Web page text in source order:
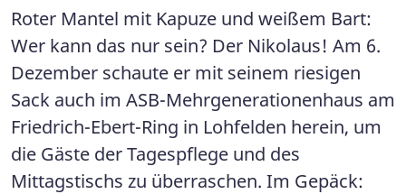
Roter Mantel mit Kapuze und weißem Bart:
Wer kann das nur sein? Der Nikolaus! Am 6.
Dezember schaute er mit seinem riesigen
Sack auch im ASB-Mehrgenerationenhaus am
Friedrich-Ebert-Ring in Lohfelden herein, um
die Gäste der Tagespflege und des
Mittagstischs zu überraschen. Im Gepäck: